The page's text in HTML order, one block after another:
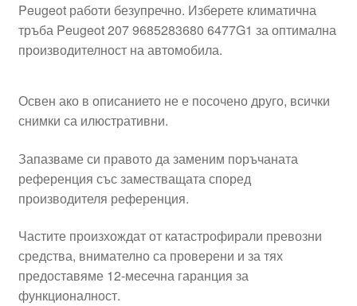
Peugeot работи безупречно. Изберете климатична
тръба Peugeot 207 9685283680 6477G1 за оптимална
производителност на автомобила.
Освен ако в описанието не е посочено друго, всички
снимки са илюстративни.
Запазваме си правото да заменим поръчаната
референция със заместващата според
производителя референция.
Частите произхождат от катастрофирали превозни
средства, внимателно са проверени и за тях
предоставяме 12-месечна гаранция за
функционалност.